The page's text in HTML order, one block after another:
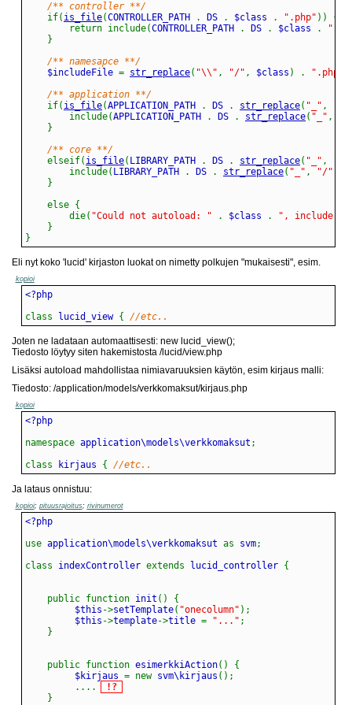
/** controller **/
if( is_file(CONTROLLER_PATH . DS . $class . ".php" ) )
{
return include(CONTROLLER_PATH . DS . $class .
}
/** namesapce **/
    $includeFile
= str_replace( "\\" , "/" , $class ) . ".php"
/** application **/
if( is_file(APPLICATION_PATH . DS . str_replace( "_" ,
include(APPLICATION_PATH . DS . str_replace( "_" ,
}
/** core **/
elseif( is_file( LIBRARY_PATH . DS . str_replace( "_" ,
include( LIBRARY_PATH . DS . str_replace( "_" , "/"
}
else {
die( "Could not autoload: " . $class .
", include
}
}
Eli nyt koko 'lucid' kirjaston luokat on nimetty polkujen "mukaisesti", esim.
kopioi
class lucid_view { //etc..
Joten ne ladataan automaattisesti: new lucid_view();
Tiedosto löytyy siten hakemistosta /lucid/view.php
Lisäksi autoload mahdollistaa nimiavaruuksien käytön, esim kirjaus malli:
Tiedosto: /application/models/verkkomaksut/kirjaus.php
kopioi
namespace application\models\verkkomaksut ;
class kirjaus { //etc..
Ja lataus onnistuu:
kopioi; pituusrajoitus; rivinumerot
use application\models\verkkomaksut as svm;
class indexController extends lucid_controller {
public function init ( )
{
         $this
->setTemplate( "onecolumn" ) ;
         $this
->template->title = "..." ;
}
public function esimerkkiAction( )
{
         $kirjaus
= new svm\kirjaus ( ) ;
... .
}